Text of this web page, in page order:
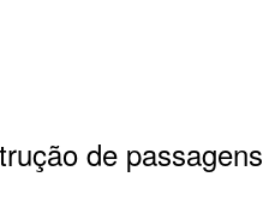
de passagens